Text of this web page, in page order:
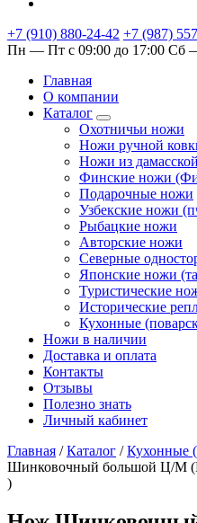
+7 (910) 880-24-42 +7 (987)
Пн — Пт с 09:00 до 17:00 Сб
Главная
О компании
Каталог
Охотничьи ножи
Ножи ручной
Ножи из
Финские ножи
Подарочные ножи
Узбекские ножи
Рыбацкие ножи
Авторские ножи
Северные
Японские ножи
Туристические
Исторические
Кухонные
Ножи в наличии
Доставка и оплата
Контакты
Отзывы
Полезно знать
Личный кабинет
Главная /Каталог /Кухонные
Шинковочный большой Ц/М
)